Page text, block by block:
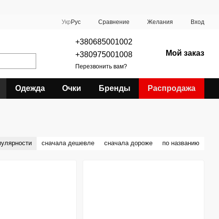
Укр Рус Сравнение Желания Вход
+380685001002
+380975001008
Перезвонить вам?
Мой заказ
Одежда Очки Бренды Распродажа
сначала дешевле сначала дороже по названию